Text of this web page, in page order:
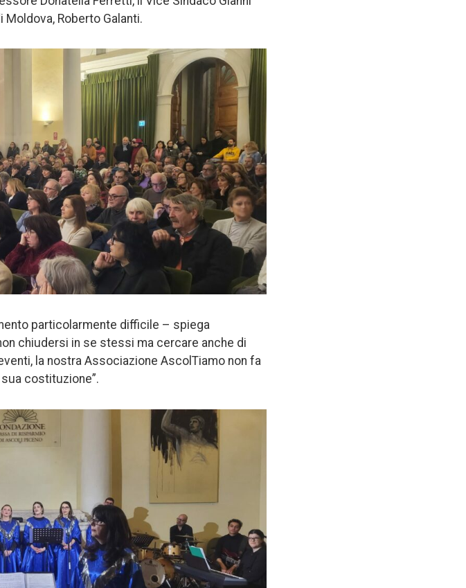
Roberto Galanti.
particolarmente difficile – spiega
chiudersi in se stessi ma cercare anche di
la nostra Associazione AscolTiamo non fa
costituzione”.